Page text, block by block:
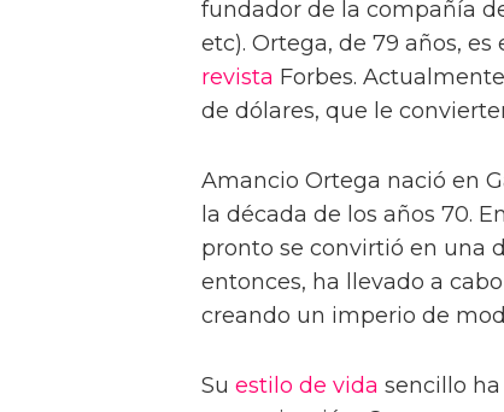
fundador de la compañía
etc). Ortega, de 79 años,
revista Forbes.
de dólares, que le
Amancio Ortega nació en
la década de los años 70.
pronto se convirtió en una
entonces, ha llevado a
creando un imperio de
Su estilo de vida sencillo